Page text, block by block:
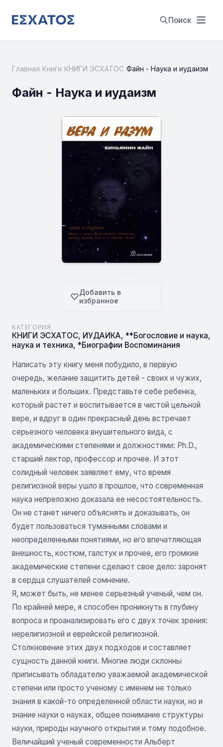
Поиск
Главная Книги КНИГИ ЭСХАТОС Файн - Наука и иудаизм
Файн - Наука и иудаизм
Добавить в
избранное
КАТЕГОРИЯ
КНИГИ ЭСХАТОС, ИУДАИКА, **Богословие и наука,
наука и техника, *Биографии Воспоминания
Написать эту книгу меня побудило, в первую
очередь, желание защитить детей - своих и чужих,
маленьких и больших. Представьте себе ребенка,
который растет и воспитывается в чистой цельной
вере, и вдруг в один прекрасный день встречает
серьезного человека внушительного вида, с
академическими степенями и должностями: Ph.D.,
старший лектор, профессор и прочее. И этот
солидный человек заявляет ему, что время
религиозной веры ушло в прошлое, что современная
наука непреложно доказала ее несостоятельность.
Он не станет ничего объяснять и доказывать, он
будет пользоваться туманными словами и
неопределенными понятиями, но его впечатляющая
внешность, костюм, галстук и прочее, его громкие
академические степени сделают свое дело: заронят
в сердца слушателей сомнение.
Я, может быть, не менее серьезный ученый, чем он.
По крайней мере, я способен проникнуть в глубину
вопроса и проанализировать его с двух точек зрения:
нерелигиозной и еврейской религиозной.
Столкновение этих двух подходов и составляет
сущность данной книги. Многие люди склонны
приписывать обладателю уважаемой академической
степени или просто ученому с именем не только
знания в какой-то определенной области науки, но и
знание науки о науках, общее понимание структуры
науки, природы научного открытия и тому подобное.
Величайший ученый современности Альберт